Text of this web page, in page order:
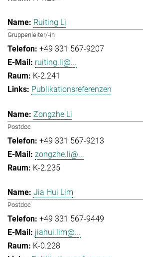
Ruiting Li
Gruppenleiter/-in
+49 331 567-9207
ruiting.li@...
K-2.241
Publikationsreferenzen
Zongzhe Li
Postdoc
+49 331 567-9213
zongzhe.li@...
K-2.235
Jia Hui Lim
Postdoc
+49 331 567-9449
jiahui.lim@...
K-0.228